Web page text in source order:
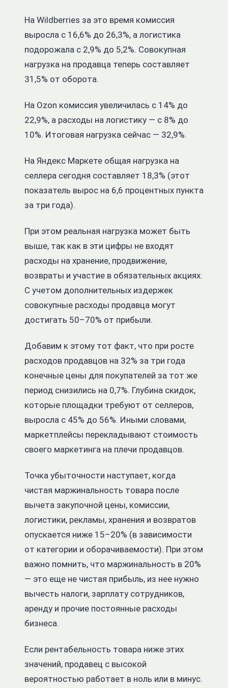
На Wildberries за это время комиссия
выросла с 16,6% до 26,3%, а логистика
подорожала с 2,9% до 5,2%. Совокупная
нагрузка на продавца теперь составляет
31,5% от оборота.
На Ozon комиссия увеличилась с 14% до
22,9%, а расходы на логистику — с 8% до
10%. Итоговая нагрузка сейчас — 32,9%.
На Яндекс Маркете общая нагрузка на
селлера сегодня составляет 18,3% (этот
показатель вырос на 6,6 процентных пункта
за три года).
При этом реальная нагрузка может быть
выше, так как в эти цифры не входят
расходы на хранение, продвижение,
возвраты и участие в обязательных акциях.
С учетом дополнительных издержек
совокупные расходы продавца могут
достигать 50–70% от прибыли.
Добавим к этому тот факт, что при росте
расходов продавцов на 32% за три года
конечные цены для покупателей за тот же
период снизились на 0,7%. Глубина скидок,
которые площадки требуют от селлеров,
выросла с 45% до 56%. Иными словами,
маркетплейсы перекладывают стоимость
своего маркетинга на плечи продавцов.
Точка убыточности наступает, когда
чистая маржинальность товара после
вычета закупочной цены, комиссии,
логистики, рекламы, хранения и возвратов
опускается ниже 15–20% (в зависимости
от категории и оборачиваемости). При этом
важно помнить, что маржинальность в 20%
— это еще не чистая прибыль, из нее нужно
вычесть налоги, зарплату сотрудников,
аренду и прочие постоянные расходы
бизнеса.
Если рентабельность товара ниже этих
значений, продавец с высокой
вероятностью работает в ноль или в минус.